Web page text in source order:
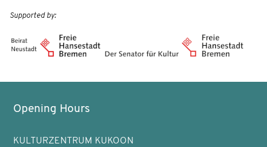
Supported by:
Opening Hours
KULTURZENTRUM KUKOON